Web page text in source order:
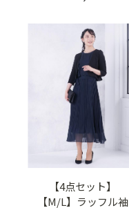
【4点セット】
【M/L】ラッフル袖